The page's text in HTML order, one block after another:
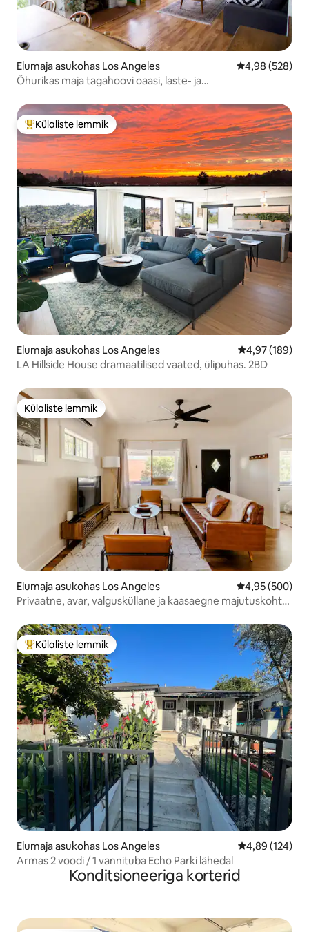
Elumaja asukohas Los Angeles Keskmine
4,98 (528)
Õhurikas maja tagahoovi oaasi, laste- ja
Külaliste suur lemmik
Külaliste lemmik
Elumaja asukohas Los Angeles Keskmine
4,97 (189)
LA Hillside House dramaatilised vaated, ülipuhas. 2BD
Külaliste lemmik
Külaliste lemmik
Elumaja asukohas Los Angeles Keskmine
4,95 (500)
Privaatne, avar, valgusküllane ja kaasaegne majutuskoht
Külaliste suur lemmik
Külaliste lemmik
Elumaja asukohas Los Angeles Keskmine
4,89 (124)
Armas 2 voodi / 1 vannituba Echo Parki lähedal
Konditsioneeriga korterid